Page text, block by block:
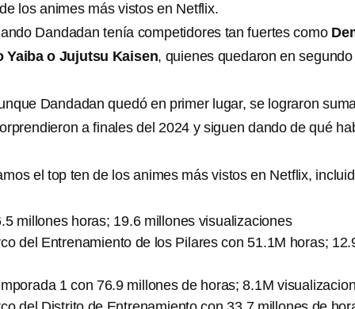
los animes más vistos en Netflix.
Dandadan tenía competidores tan fuertes como
Yaiba o Jujutsu Kaisen, quienes quedaron en
Dandadan quedó en primer lugar, se lograron
a finales del 2024 y siguen dando de qué
el top ten de los animes más vistos en Netflix,
millones horas; 19.6 millones visualizaciones
del Entrenamiento de los Pilares con 51.1M horas;
1 con 76.9 millones de horas; 8.1M